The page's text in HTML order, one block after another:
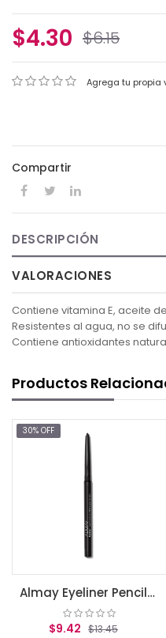
$4.30 $6.15
Agrega tu propia
Compartir
DESCRIPCIÓN
VALORACIONES
Contiene vitamina E, aceite
Resistentes al agua, no se
Contiene antioxidantes
Productos
OFF
Almay Eyeliner Pencil-BLACK (205)
$9.42 $13.45